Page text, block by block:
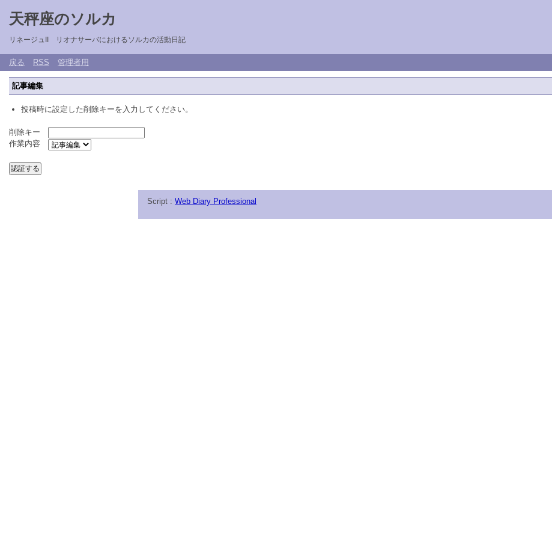
天秤座のソルカ
リネージュII リオナサーバにおけるソルカの活動日記
戻る RSS 管理者用
記事編集
投稿時に設定した削除キーを入力してください。
削除キー
作業内容
Script : Web Diary Professional